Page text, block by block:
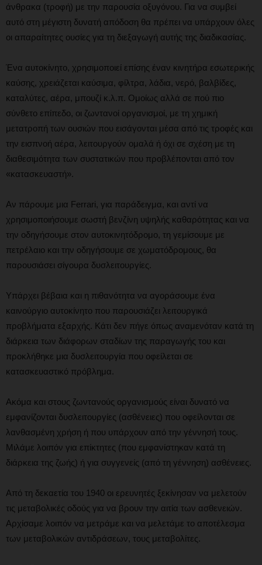
άνθρακα (τροφή) με την παρουσία οξυγόνου. Για να συμβεί
αυτό στη μέγιστη δυνατή απόδοση θα πρέπει να υπάρχουν όλες
οι απαραίτητες ουσίες για τη διεξαγωγή αυτής της διαδικασίας.
Ένα αυτοκίνητο, χρησιμοποιεί επίσης έναν κινητήρα εσωτερικής
καύσης, χρειάζεται καύσιμα, φίλτρα, λάδια, νερό, βαλβίδες,
καταλύτες, αέρα, μπουζί κ.λ.π. Ομοίως αλλά σε πού πιο
σύνθετο επίπεδο, οι ζωντανοί οργανισμοί, με τη χημική
μετατροπή των ουσιών που εισάγονται μέσα από τις τροφές και
την εισπνοή αέρα, λειτουργούν ομαλά ή όχι σε σχέση με τη
διαθεσιμότητα των συστατικών που προβλέπονται από τον
«κατασκευαστή».
Αν πάρουμε μια Ferrari, για παράδειγμα, και αντί να
χρησιμοποιήσουμε σωστή βενζίνη υψηλής καθαρότητας και να
την οδηγήσουμε στον αυτοκινητόδρομο, τη γεμίσουμε με
πετρέλαιο και την οδηγήσουμε σε χωματόδρομους, θα
παρουσιάσει σίγουρα δυσλειτουργίες.
Υπάρχει βέβαια και η πιθανότητα να αγοράσουμε ένα
καινούργιο αυτοκίνητο που παρουσιάζει λειτουργικά
προβλήματα εξαρχής. Κάτι δεν πήγε όπως αναμενόταν κατά τη
διάρκεια των διάφορων σταδίων της παραγωγής του και
προκλήθηκε μια δυσλειτουργία που οφείλεται σε
κατασκευαστικό πρόβλημα.
Ακόμα και στους ζωντανούς οργανισμούς είναι δυνατό να
εμφανίζονται δυσλειτουργίες (ασθένειες) που οφείλονται σε
λανθασμένη χρήση ή που υπάρχουν από την γέννησή τους.
Μιλάμε λοιπόν για επίκτητες (που εμφανίστηκαν κατά τη
διάρκεια της ζωής) ή για συγγενείς (από τη γέννηση) ασθένειες.
Από τη δεκαετία του 1940 οι ερευνητές ξεκίνησαν να μελετούν
τις μεταβολικές οδούς για να βρουν την αιτία των ασθενειών.
Αρχίσαμε λοιπόν να μετράμε και να μελετάμε το αποτέλεσμα
των μεταβολικών αντιδράσεων, τους μεταβολίτες.